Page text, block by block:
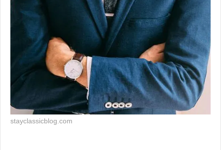
stayclassicblog.com